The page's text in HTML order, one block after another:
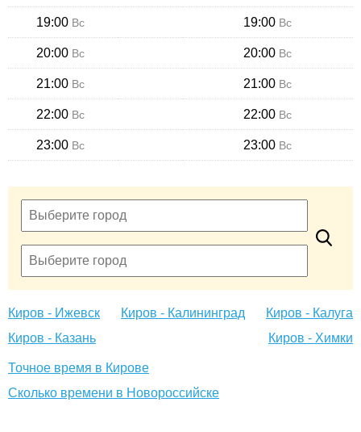
19:00 Вс 19:00 Вс
20:00 Вс 20:00 Вс
21:00 Вс 21:00 Вс
22:00 Вс 22:00 Вс
23:00 Вс 23:00 Вс
Киров - Ижевск Киров - Калининград
Киров - Калуга
Киров - Казань
Киров - Химки
Точное время в Кирове
Сколько времени в Новороссийске